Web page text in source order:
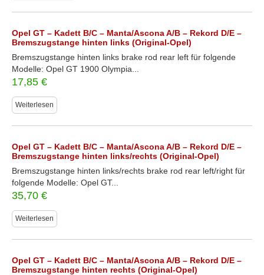
Opel GT – Kadett B/C – Manta/Ascona A/B – Rekord D/E –
Bremszugstange hinten links (Original-Opel)
Bremszugstange hinten links brake rod rear left für folgende
Modelle: Opel GT 1900 Olympia...
17,85 €
Weiterlesen
Opel GT – Kadett B/C – Manta/Ascona A/B – Rekord D/E –
Bremszugstange hinten links/rechts (Original-Opel)
Bremszugstange hinten links/rechts brake rod rear left/right für
folgende Modelle: Opel GT...
35,70 €
Weiterlesen
Opel GT – Kadett B/C – Manta/Ascona A/B – Rekord D/E –
Bremszugstange hinten rechts (Original-Opel)